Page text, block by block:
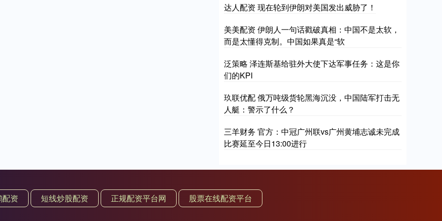
达人配资 现在轮到伊朗对美国发出威胁了！
美美配资 伊朗人一句话戳破真相：中国不是太软，
而是太懂得克制。中国如果真是“软
泛策略 泽连斯基给驻外大使下达军事任务：这是你
们的KPI
玖联优配 俄万吨级货轮黑海沉没，中国陆军打击无
人艇：警示了什么？
三羊财务 官方：中冠广州联vs广州黄埔志诚未完成
比赛延至今日13:00进行
资 短线炒股配资 正规配资平台网 股票在线配资平台